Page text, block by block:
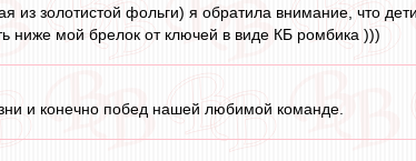
из золотистой фольги) я обратила внимание, что
ниже мой брелок от ключей в виде КБ ромбика )))
и конечно побед нашей любимой команде.